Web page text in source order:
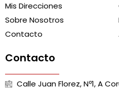
Mis Direcciones
Sobre Nosotros
Contacto
Contacto
Calle Juan Florez, Nº1, A